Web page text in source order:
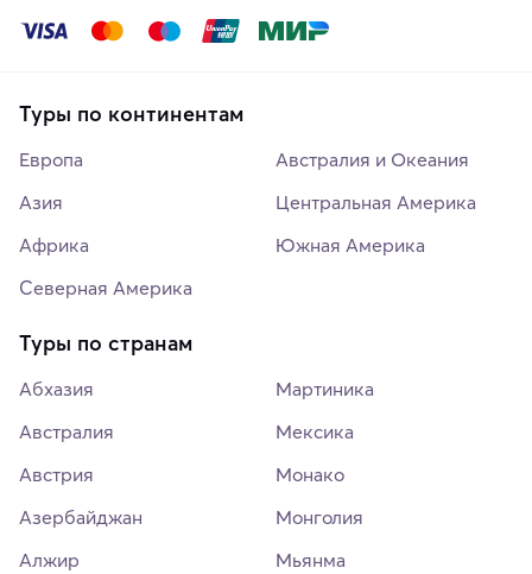
Туры по континентам
Европа
Азия
Африка
Северная Америка
Австралия и Океания
Центральная Америка
Южная Америка
Туры по странам
Абхазия
Австралия
Австрия
Азербайджан
Алжир
Мартиника
Мексика
Монако
Монголия
Мьянма